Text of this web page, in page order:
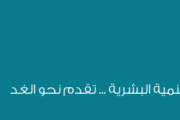
البشرية ... تقدم نحو الغد